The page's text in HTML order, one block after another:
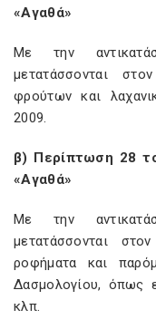
«Αγαθά»
Με την
μετατάσσονται
φρούτων και
2009.
β) Περίπτωση 28
«Αγαθά»
Με την
μετατάσσονται
ροφήματα και
Δασμολογίου, όπως
κλπ.